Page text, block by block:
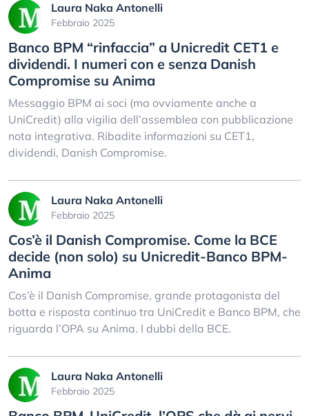
Laura Naka Antonelli
Febbraio 2025
Banco BPM “rinfaccia” a Unicredit CET1 e
dividendi. I numeri con e senza Danish
Compromise su Anima
Messaggio BPM ai soci (ma ovviamente anche a
UniCredit) alla vigilia dell’assemblea con pubblicazione
nota integrativa. Ribadite informazioni su CET1,
dividendi, Danish Compromise.
Laura Naka Antonelli
Febbraio 2025
Cos’è il Danish Compromise. Come la BCE
decide (non solo) su Unicredit-Banco BPM-
Anima
Cos’è il Danish Compromise, grande protagonista del
botta e risposta continuo tra UniCredit e Banco BPM, che
riguarda l’OPA su Anima. I dubbi della BCE.
Laura Naka Antonelli
Febbraio 2025